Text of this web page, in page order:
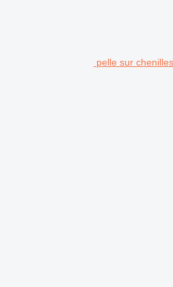
pelle sur